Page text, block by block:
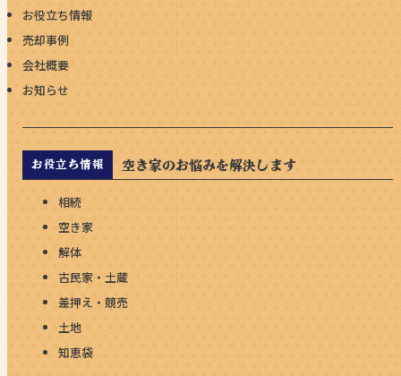
お役立ち情報
売却事例
会社概要
お知らせ
お役立ち情報 空き家のお悩みを解決します
相続
空き家
解体
古民家・土蔵
差押え・競売
土地
知恵袋